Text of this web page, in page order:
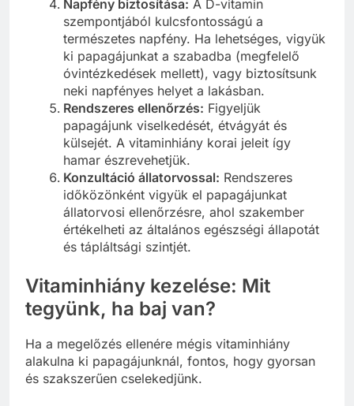
Napfény biztosítása: A D-vitamin
szempontjából kulcsfontosságú a
természetes napfény. Ha lehetséges, vigyük
ki papagájunkat a szabadba (megfelelő
óvintézkedések mellett), vagy biztosítsunk
neki napfényes helyet a lakásban.
Rendszeres ellenőrzés: Figyeljük
papagájunk viselkedését, étvágyát és
külsejét. A vitaminhiány korai jeleit így
hamar észrevehetjük.
Konzultáció állatorvossal: Rendszeres
időközönként vigyük el papagájunkat
állatorvosi ellenőrzésre, ahol szakember
értékelheti az általános egészségi állapotát
és tápláltsági szintjét.
Vitaminhiány kezelése: Mit
tegyünk, ha baj van?
Ha a megelőzés ellenére mégis vitaminhiány
alakulna ki papagájunknál, fontos, hogy gyorsan
és szakszerűen cselekedjünk.